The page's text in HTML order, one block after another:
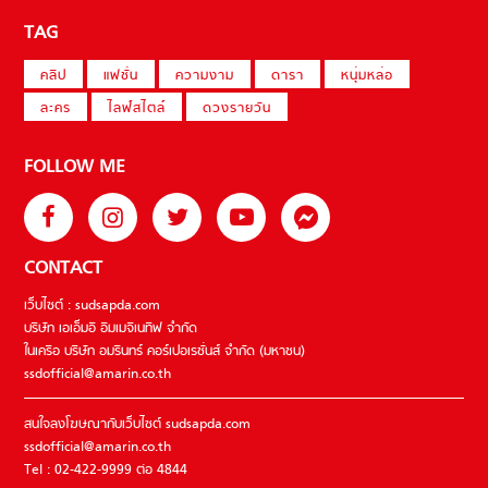
TAG
คลิป แฟชั่น ความงาม ดารา
หนุ่มหล่อ
ละคร
ไลฟ์สไตล์ ดวงรายวัน
FOLLOW ME
CONTACT
เว็บไซต์ : sudsapda.com
บริษัท เอเอ็มอี อิมเมจิเนทีฟ จำกัด
ในเครือ บริษัท อมรินทร์ คอร์เปอเรชั่นส์ จำกัด (มหาชน)
ssdofficial@amarin.co.th
สนใจลงโฆษณากับเว็บไซต์ sudsapda.com
ssdofficial@amarin.co.th
Tel : 02-422-9999 ต่อ 4844